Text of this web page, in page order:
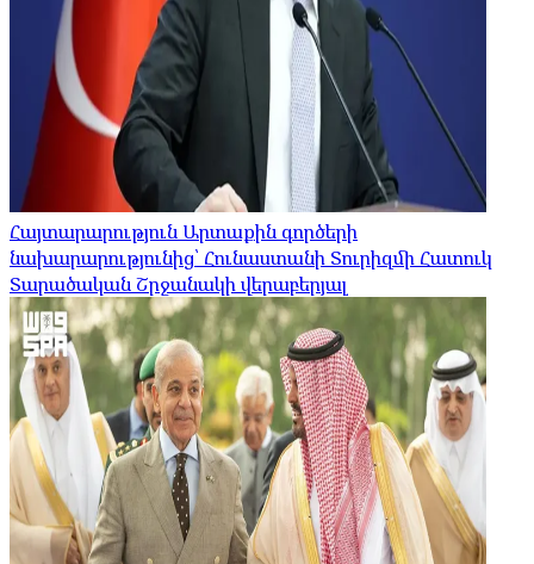
Հայտարարություն Արտաքին գործերի
նախարարությունից՝ Հունաստանի Տուրիզմի Հատուկ
Տարածական Շրջանակի վերաբերյալ